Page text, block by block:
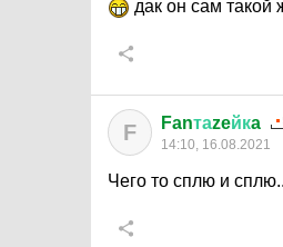
дак он сам такой
F Fanтаzeйкa
14:10, 16.08.2021
Чего то сплю и